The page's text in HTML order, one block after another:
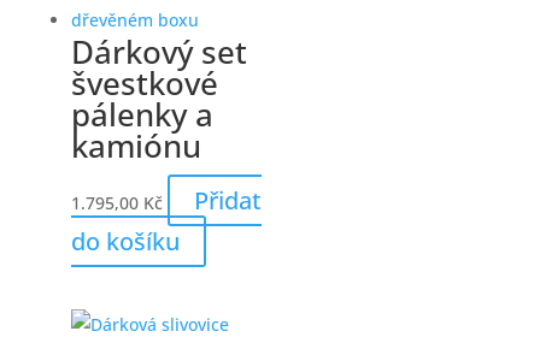
Dárkový set
švestkové
pálenky a
kamiónu
1.795,00 Kč
Přidat
do košíku